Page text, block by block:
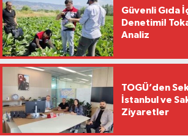
Güvenli Gıda
Denetimi!
Analiz
TOGÜ’den
İstanbul ve
Ziyaretler